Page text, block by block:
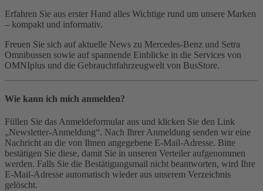
Erfahren Sie aus erster Hand alles Wichtige rund um unsere Marken
– kompakt und informativ.
Freuen Sie sich auf aktuelle News zu Mercedes-Benz und Setra
Omnibussen sowie auf spannende Einblicke in die Services von
OMNIplus und die Gebrauchtfahrzeugwelt von BusStore.
Wie kann ich mich anmelden?
Füllen Sie das Anmeldeformular aus und klicken Sie den Link
„Newsletter-Anmeldung“. Nach Ihrer Anmeldung senden wir eine
Nachricht an die von Ihnen angegebene E-Mail-Adresse. Bitte
bestätigen Sie diese, damit Sie in unseren Verteiler aufgenommen
werden. Falls Sie die Bestätigungsmail nicht beantworten, wird Ihre
E-Mail-Adresse automatisch wieder aus unserem Verzeichnis
gelöscht.